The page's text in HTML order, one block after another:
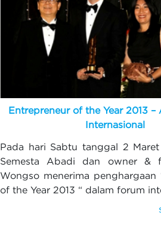
Entrepreneur of the Year 2013 –
Internasional
Pada hari Sabtu tanggal 2 Maret
Semesta Abadi dan owner &
Wongso menerima penghargaan
of the Year 2013 “ dalam forum